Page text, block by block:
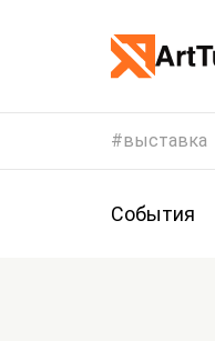
выставка
События